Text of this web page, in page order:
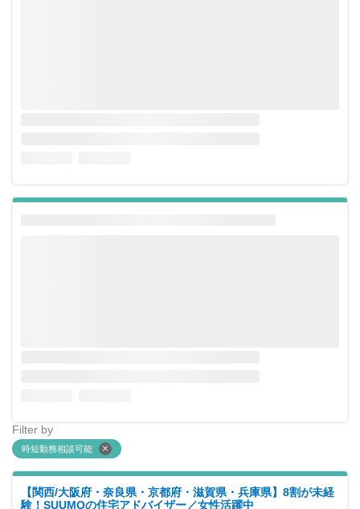
Filter by
時短勤務相談可能
【関西/大阪府・奈良県・京都府・滋賀県・兵庫県】8割が未経
験！SUUMOの住宅アドバイザー／女性活躍中